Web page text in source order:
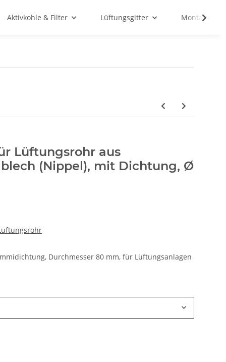
Aktivkohle & Filter Lüftungsgitter
Lüftungsrohr aus
(Nippel), mit Dichtung, Ø
Durchmesser 80 mm, für Lüftungsanlagen